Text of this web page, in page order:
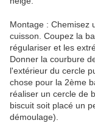
Montage : Chemisez
cuisson. Coupez la
régulariser et les
Donner la courbure
l'extérieur du cercle
chose pour la 2ème
réaliser un cercle de
biscuit soit placé un
démoulage).